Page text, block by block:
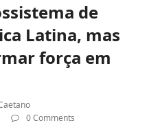
de
Latina, mas
força em
0 Comments